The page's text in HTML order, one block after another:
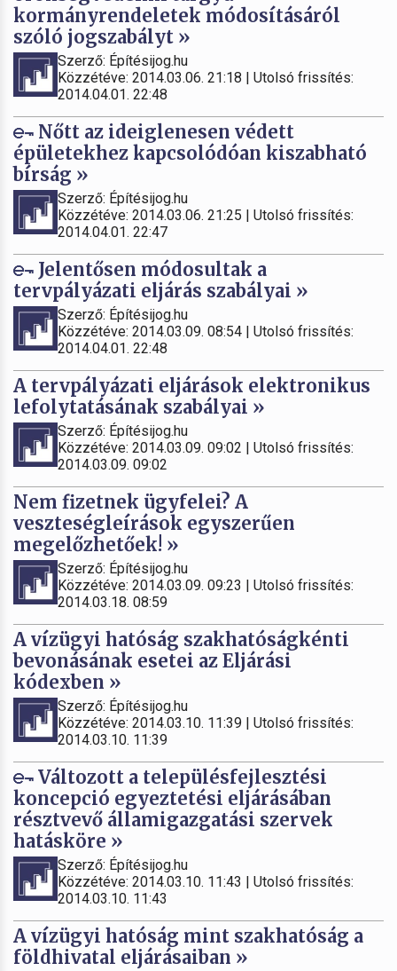
kormányrendeletek módosításáról
szóló jogszabályt »
Szerző: Építésijog.hu
Közzétéve: 2014.03.06. 21:18 | Utolsó frissítés:
2014.04.01. 22:48
Nőtt az ideiglenesen védett
épületekhez kapcsolódóan kiszabható
bírság »
Szerző: Építésijog.hu
Közzétéve: 2014.03.06. 21:25 | Utolsó frissítés:
2014.04.01. 22:47
Jelentősen módosultak a
tervpályázati eljárás szabályai »
Szerző: Építésijog.hu
Közzétéve: 2014.03.09. 08:54 | Utolsó frissítés:
2014.04.01. 22:48
A tervpályázati eljárások elektronikus
lefolytatásának szabályai »
Szerző: Építésijog.hu
Közzétéve: 2014.03.09. 09:02 | Utolsó frissítés:
2014.03.09. 09:02
Nem fizetnek ügyfelei? A
veszteségleírások egyszerűen
megelőzhetőek! »
Szerző: Építésijog.hu
Közzétéve: 2014.03.09. 09:23 | Utolsó frissítés:
2014.03.18. 08:59
A vízügyi hatóság szakhatóságkénti
bevonásának esetei az Eljárási
kódexben »
Szerző: Építésijog.hu
Közzétéve: 2014.03.10. 11:39 | Utolsó frissítés:
2014.03.10. 11:39
Változott a településfejlesztési
koncepció egyeztetési eljárásában
résztvevő államigazgatási szervek
hatásköre »
Szerző: Építésijog.hu
Közzétéve: 2014.03.10. 11:43 | Utolsó frissítés:
2014.03.10. 11:43
A vízügyi hatóság mint szakhatóság a
földhivatal eljárásaiban »